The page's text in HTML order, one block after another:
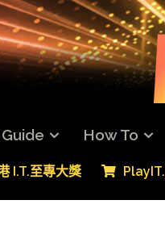
How To
I.T.至專大獎